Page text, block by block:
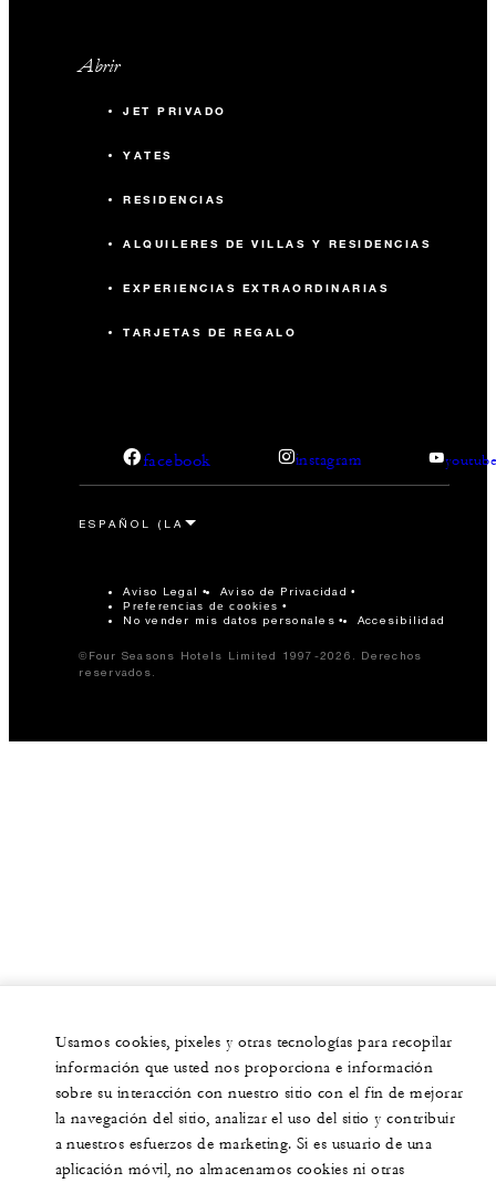
Abrir
JET PRIVADO
YATES
RESIDENCIAS
ALQUILERES DE VILLAS Y RESIDENCIAS
EXPERIENCIAS EXTRAORDINARIAS
TARJETAS DE REGALO
facebook instagram
Aviso Legal Aviso de Privacidad
Preferencias de cookies
No vender mis datos personales Accesibilidad
©Four Seasons Hotels Limited 1997-2026. Derechos
reservados.
Usamos cookies, pixeles y otras tecnologías para recopilar
información que usted nos proporciona e información
sobre su interacción con nuestro sitio con el fin de mejorar
la navegación del sitio, analizar el uso del sitio y contribuir
a nuestros esfuerzos de marketing. Si es usuario de una
aplicación móvil, no almacenamos cookies ni otras